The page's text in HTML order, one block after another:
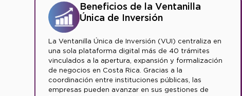
Beneficios de la Ventanilla
Única de Inversión
La Ventanilla Única de Inversión (VUI) centraliza en
una sola plataforma digital más de 40 trámites
vinculados a la apertura, expansión y formalización
de negocios en Costa Rica. Gracias a la
coordinación entre instituciones públicas, las
empresas pueden avanzar en sus gestiones de